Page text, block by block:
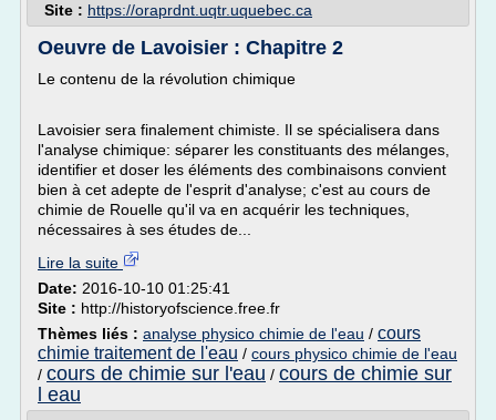
Site : https://oraprdnt.uqtr.uquebec.ca
Oeuvre de Lavoisier : Chapitre 2
Le contenu de la révolution chimique
Lavoisier sera finalement chimiste. Il se spécialisera dans
l'analyse chimique: séparer les constituants des mélanges,
identifier et doser les éléments des combinaisons convient
bien à cet adepte de l'esprit d'analyse; c'est au cours de
chimie de Rouelle qu'il va en acquérir les techniques,
nécessaires à ses études de...
Lire la suite
Date: 2016-10-10 01:25:41
Site : http://historyofscience.free.fr
Thèmes liés : analyse physico chimie de l'eau / cours
chimie traitement de l'eau / cours physico chimie de l'eau
/ cours de chimie sur l'eau / cours de chimie sur
l eau